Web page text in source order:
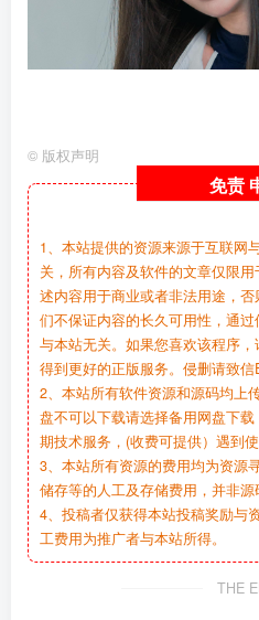
© 版权声明
免责
1、本站提供的资源来源于互联网
关，所有内容及软件的文章仅限
述内容用于商业或者非法用途，
们不保证内容的长久可用性，通
与本站无关。如果您喜欢该程序
得到更好的正版服务。侵删请致信
2、本站所有软件资源和源码均上
盘不可以下载请选择备用网盘下
期技术服务，(收费可提供）遇到
3、本站所有资源的费用均为资源
储存等的人工及存储费用，并非
4、投稿者仅获得本站投稿奖励与
工费用为推广者与本站所得。
THE